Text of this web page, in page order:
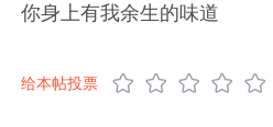
你身上有我余生的味道
给本帖投票